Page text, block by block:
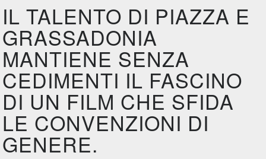
IL TALENTO DI PIAZZA E
GRASSADONIA
MANTIENE SENZA
CEDIMENTI IL FASCINO
DI UN FILM CHE SFIDA
LE CONVENZIONI DI
GENERE.